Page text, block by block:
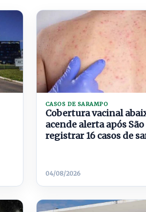
CASOS DE SARAMPO
Cobertura vacinal
acende alerta após
registrar 16 casos de
04/08/2026